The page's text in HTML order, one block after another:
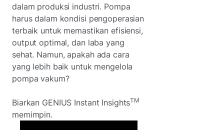
dalam produksi industri. Pompa
harus dalam kondisi pengoperasian
terbaik untuk memastikan efisiensi,
output optimal, dan laba yang
sehat. Namun, apakah ada cara
yang lebih baik untuk mengelola
pompa vakum?
Biarkan GENIUS Instant InsightsTM
memimpin.